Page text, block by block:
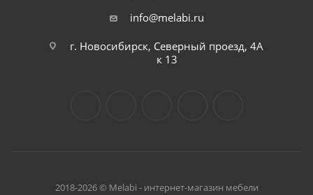
info@melabi.ru
г. Новосибирск, Северный проезд, 4А
к 13
2018-2026 © Melabi - интернет-магазин мебели